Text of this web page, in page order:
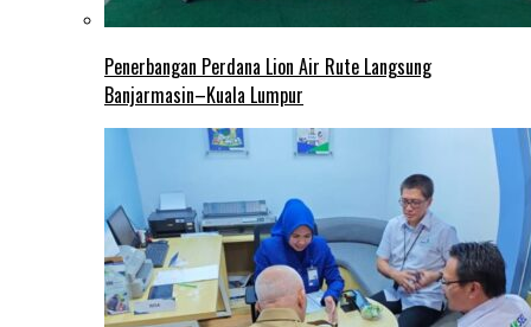
Penerbangan Perdana Lion Air Rute Langsung
Banjarmasin–Kuala Lumpur